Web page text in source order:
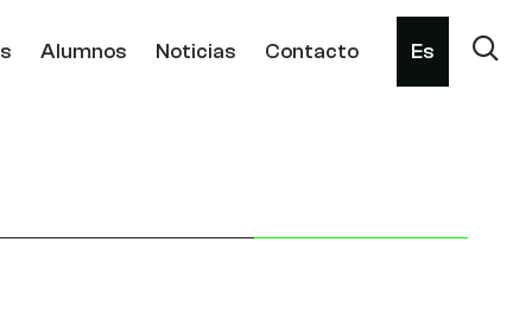
Alumnos Noticias Contacto Es